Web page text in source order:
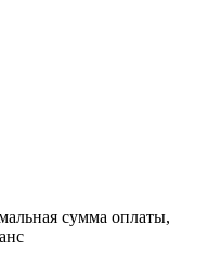
сумма оплаты,